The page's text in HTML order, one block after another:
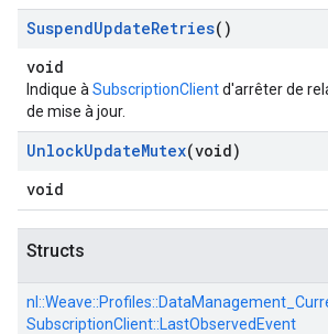
SuspendUpdateRetries()
void
Indique à SubscriptionClientd'arrêter de
de mise à jour.
UnlockUpdateMutex(void)
void
Structs
nl::Weave::Profiles::
SubscriptionClient:: LastObservedEvent